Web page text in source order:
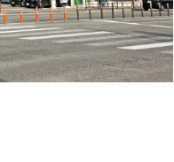
料配布中！！